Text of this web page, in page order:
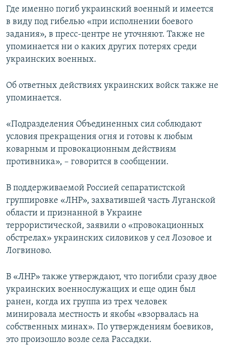
Где именно погиб украинский военный и имеется
в виду под гибелью «при исполнении боевого
задания», в пресс-центре не уточняют. Также не
упоминается ни о каких других потерях среди
украинских военных.
Об ответных действиях украинских войск также не
упоминается.
«Подразделения Объединенных сил соблюдают
условия прекращения огня и готовы к любым
коварным и провокационным действиям
противника», – говорится в сообщении.
В поддерживаемой Россией сепаратистской
группировке «ЛНР», захватившей часть Луганской
области и признанной в Украине
террористической, заявили о «провокационных
обстрелах» украинских силовиков у сел Лозовое и
Логвиново.
В «ЛНР» также утверждают, что погибли сразу двое
украинских военнослужащих и еще один был
ранен, когда их группа из трех человек
минировала местность и якобы «взорвалась на
собственных минах». По утверждениям боевиков,
это произошло возле села Рассадки.